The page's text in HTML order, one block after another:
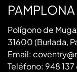
PAMPLONA
Polígono de
31600 (Burlada,
Email:
Teléfono: 948 137